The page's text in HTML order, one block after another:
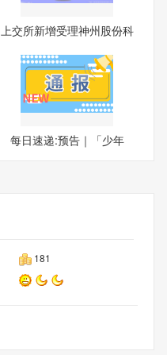
上交所新增受理神州股份科
每日速递:预告｜「少年
181